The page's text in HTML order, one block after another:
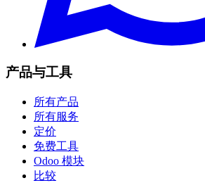
产品与工具
所有产品
所有服务
定价
免费工具
Odoo 模块
比较